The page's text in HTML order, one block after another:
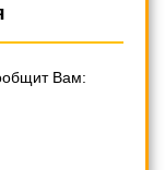
Вам: